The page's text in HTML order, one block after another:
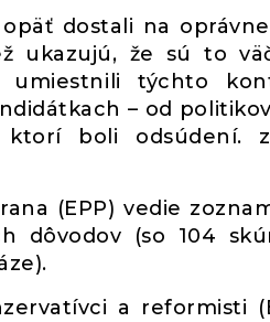
dostali na
ukazujú, že sú to
umiestnili týchto
– od
boli odsúdení.
(EPP) vedie
dôvodov (so 104
a reformisti